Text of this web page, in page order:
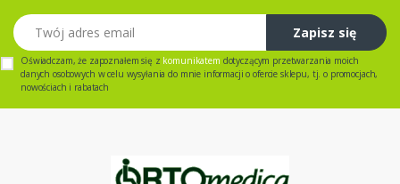
Twój adres email
Zapisz się
Oświadczam, że zapoznałem się z komunikatem dotyczącym przetwarzania moich
danych osobowych w celu wysyłania do mnie informacji o ofercie sklepu, tj. o promocjach,
nowościach i rabatach